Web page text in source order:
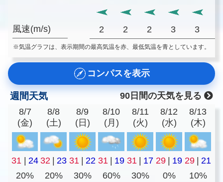
風速(m/s) 2 2 2 3 3
※気温グラフは、表示期間の最高気温を赤、最低気温を青としています。
コンパスを表示
週間天気
90日間の天気を見る
8/7
(金)
8/8
(土)
8/9
(日)
8/10
(月)
8/11
(火)
8/12
(水)
8/13
(木)
31 | 24 32 | 23 31 | 22 31 | 19 31 | 17 29 | 19 29 | 21
20%
20% 30% 60% 30% 0% 10%